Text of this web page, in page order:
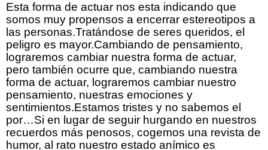
Esta forma de actuar nos esta indicando que
somos muy propensos a encerrar estereotipos a
las personas.Tratándose de seres queridos, el
peligro es mayor.Cambiando de pensamiento,
lograremos cambiar nuestra forma de actuar,
pero también ocurre que, cambiando nuestra
forma de actuar, lograremos cambiar nuestro
pensamiento, nuestras emociones y
sentimientos.Estamos tristes y no sabemos el
por…Si en lugar de seguir hurgando en nuestros
recuerdos más penosos, cogemos una revista de
humor, al rato nuestro estado anímico es